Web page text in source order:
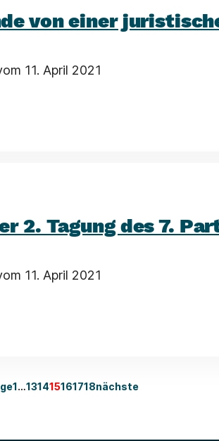
von einer
11. April 2021
2. Tagung des 7.
11. April 2021
1…131415161718nächste